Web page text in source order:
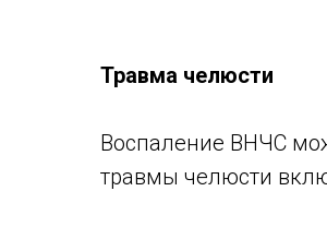
Травма челюсти
Воспаление ВНЧС
травмы челюсти